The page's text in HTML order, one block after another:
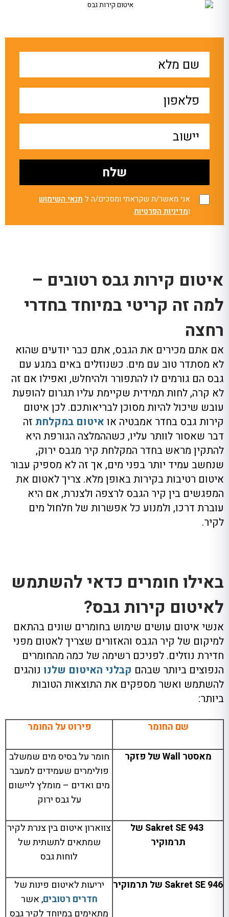
אני מאשר/ת שקראתי ומסכים/ה ל תנאי השימוש
ומדיניות הפרטיות
איטום קירות גבס רטובים –
למה זה קריטי במיוחד בחדרי
רחצה
אם אתם מכירים את הגבס, אתם כבר יודעים שהוא
לא מסתדר טוב עם מים. כשנוזלים באים במגע עם
גבס הם גורמים לו להתפורר ולהיחלש, ואפילו אם זה
לא קרה, לחות תמידית שקיימת עליו תגרום להופעת
עובש שיכול להיות מסוכן לבריאותכם. לכן איטום
קירות גבס בחדר אמבטיה או איטום במקלחת זה
דבר שאסור לוותר עליו, כשההמלצה הגורפת היא
להתקין מראש בחדר המקלחת קיר מגבס ירוק,
שנחשב עמיד יותר בפני מים, אך זה לא מספיק עבור
איטום רטיבות בקירות באופן מלא. צריך לאטום את
המפגשים בין קיר הגבס לרצפה ולצנרת, אם היא
עוברת דרכו, ולמנוע כל אפשרות של חלחול מים
לקיר.
באילו חומרים כדאי להשתמש
לאיטום קירות גבס?
אנשי איטום עושים שימוש בחומרים שונים בהתאם
למיקום של קיר הגבס והאזורים שצריך לאטום מפני
חדירת נוזלים. לפניכם רשימה של כמה מהחומרים
הנפוצים ביותר שבהם קבלני האיטום שלנו נוהגים
להשתמש ואשר מספקים את התוצאות הטובות
ביותר:
שם החומר פירוט על החומר
מאסטר Wallשל פזקר
חומר על בסיס מים שמשלב
פולימרים שעמידים למעבר
מים ואדים – מומלץ ליישום
על גבס ירוק
Sakret SE 943 של
תרמוקיר
צווארון איטום בין צנרת לקיר
שמתאים לתשתית של
לוחות גבס
Sakret SE 946 של תרמוקיר יריעותלאיטום פינות של
חדרים רטובים, אשר
מתאימים במיוחד לקיר גבס